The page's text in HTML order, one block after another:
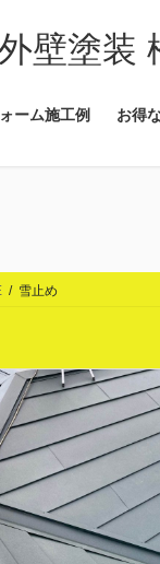
壁塗装
ーム施工例 お得
雪止め